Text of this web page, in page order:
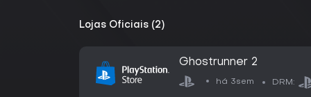
Lojas Oficiais (2)
Ghostrunner 2
há 3sem DRM: